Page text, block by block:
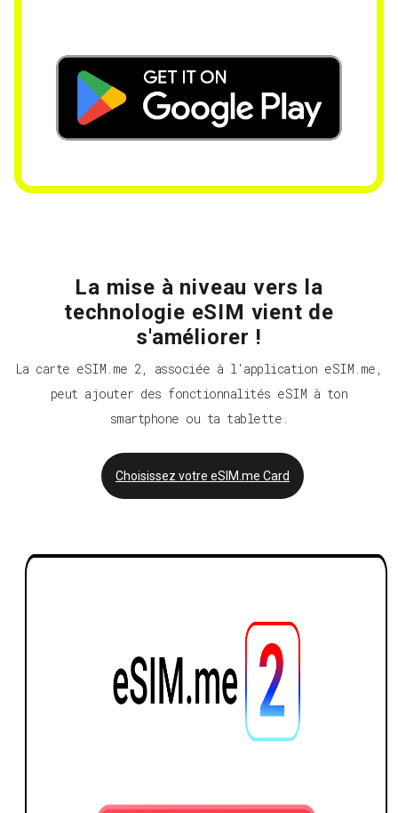
La mise à niveau vers la
technologie eSIM vient de
s'améliorer !
La carte eSIM.me 2, associée à l'application eSIM.me,
peut ajouter des fonctionnalités eSIM à ton
smartphone ou ta tablette.
Choisissez votre eSIM.me Card